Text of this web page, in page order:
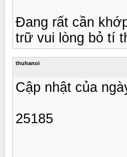
Đang rất cần
trữ vui lòng bỏ tí
thuhanoi
Cập nhật của
25185